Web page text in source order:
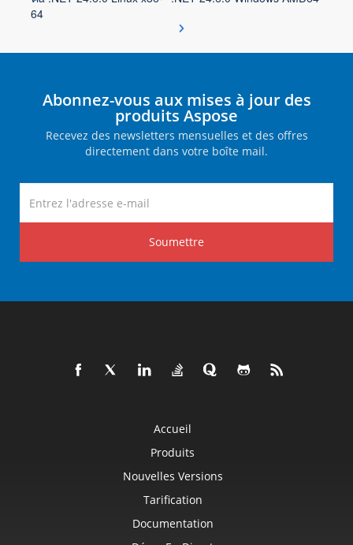
64
Abonnez-vous aux mises à jour des
produits Aspose
Recevez des newsletters mensuelles et des offres
directement dans votre boîte mail.
Soumettre
Accueil
Produits
Nouvelles Versions
Tarification
Documentation